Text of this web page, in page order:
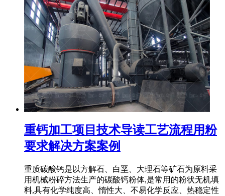
重钙加工项目技术导读工艺流程用粉
要求解决方案案例
重质碳酸钙是以方解石、白垩、大理石等矿石为原料采
用机械粉碎方法生产的碳酸钙粉体,是常用的粉状无机填
料,具有化学纯度高、惰性大、不易化学反应、热稳定性